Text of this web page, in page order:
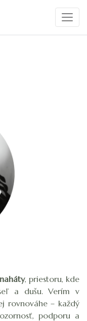
, priestoru, kde
a dušu. Verím v
rovnováhe – každý
podporu a